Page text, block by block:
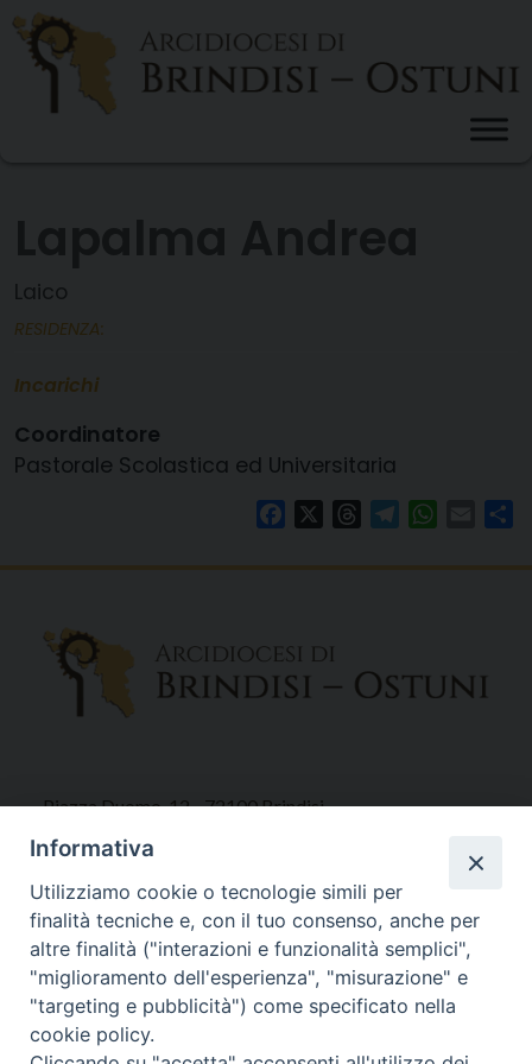
Skip
content
Laico
RESIDENZA:
Incarichi
Coordinatore
Pastorale Scolastica ed Universitaria
FacebookThreadsTelegram Email
Piazza Duomo, 12 - 72100 Brindisi
Tel 0831.521958
Fax 0831.528315
Orari Curia
Mar. / Mer. / Giov. ore 9 - 13
nei mesi estivi solo Martedì ore 9 - 13
Informativa
Utilizziamo cookie o tecnologie simili per
finalità tecniche e, con il tuo consenso, anche per
altre finalità ("interazioni e funzionalità semplici",
"miglioramento dell'esperienza", "misurazione" e
"targeting e pubblicità") come specificato nella
cookie policy.